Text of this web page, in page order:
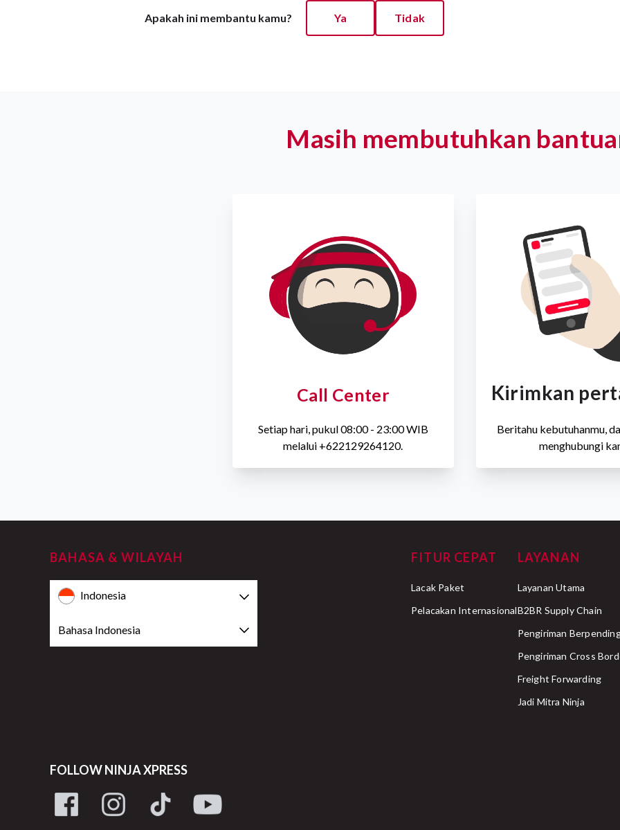
Apakah ini membantu kamu? Ya Tidak
Masih membutuhkan
Call Center
Setiap hari, pukul 08:00 - 23:00 WIB
melalui +622129264120.
Kirimkan
Beritahu kebutuhanmu,
menghubungi
BAHASA & WILAYAH
Indonesia
Bahasa Indonesia
FITUR CEPAT
Lacak Paket
Pelacakan Internasional
LAYANAN
Layanan Utama
B2BR Supply Chain
Pengiriman
Pengiriman Cross
Freight Forwarding
Jadi Mitra Ninja
FOLLOW NINJA XPRESS